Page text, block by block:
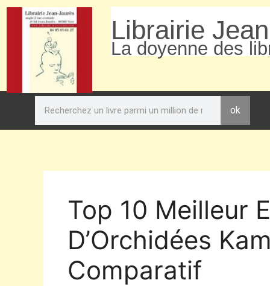
Librairie
La doyenne des
ok
Top 10 Meilleur
D’Orchidées
Comparatif